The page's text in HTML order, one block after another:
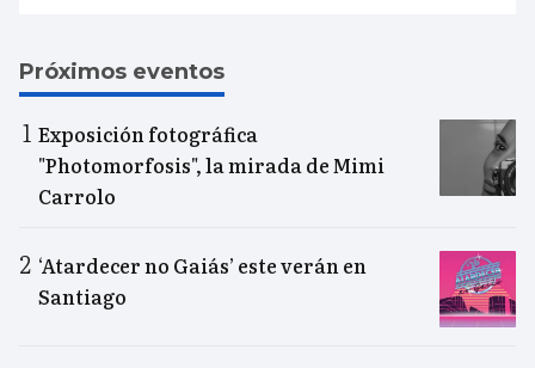
Próximos eventos
Exposición fotográfica
"Photomorfosis", la mirada de Mimi
Carrolo
‘Atardecer no Gaiás’ este verán en
Santiago